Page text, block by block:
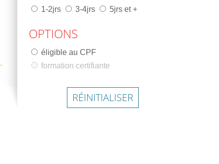
1-2jrs 3-4jrs 5jrs et +
OPTIONS
éligible au CPF
formation certifiante
RÉINITIALISER